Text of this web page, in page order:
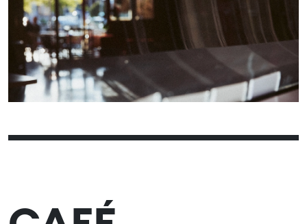
13
14 15 16 17 18
19
20
21 22 23 24 25
26
27
28 29 30 31